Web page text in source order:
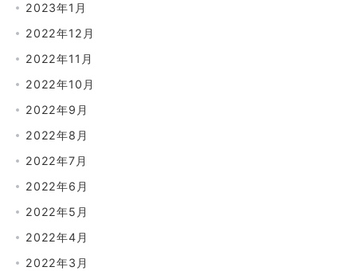
2023年1月
2022年12月
2022年11月
2022年10月
2022年9月
2022年8月
2022年7月
2022年6月
2022年5月
2022年4月
2022年3月